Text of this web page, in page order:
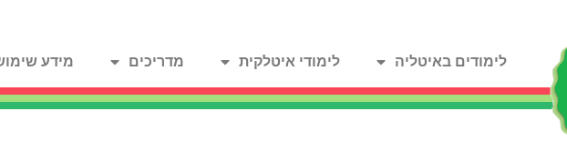
לימודים באיטליה לימודי איטלקית מדריכים מידע